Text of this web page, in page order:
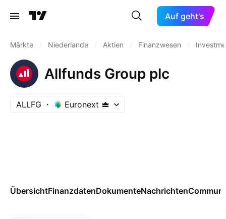
Auf geht's
Märkte Niederlande Aktien Finanzwesen
Allfunds Group plc
ALLFG Euronext
ÜbersichtFinanzdatenDokumenteNachrichten